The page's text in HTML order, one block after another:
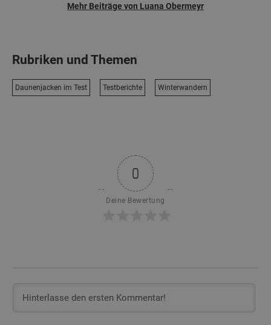
Mehr Beiträge von Luana Obermeyr
Rubriken und Themen
Daunenjacken im Test Testberichte Winterwandern
0
Deine Bewertung